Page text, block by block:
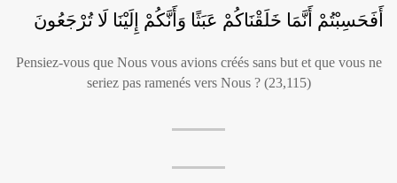
أَفَحَسِبْتُمْ أَنَّمَا خَلَقْنَاكُمْ عَبَثًا وَأَنَّكُمْ إِلَيْنَا لَا تُرْجَعُونَ
Pensiez-vous que Nous vous avions créés sans but et que vous ne
seriez pas ramenés vers Nous ? (23,115)